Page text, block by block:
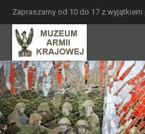
Zapraszamy od 10 do 17 z